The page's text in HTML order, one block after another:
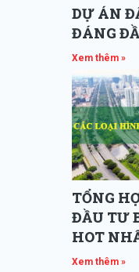
DỰ ÁN
ĐÁNG
Xem thêm »
TỔNG
ĐẦU TƯ
HOT
Xem thêm »